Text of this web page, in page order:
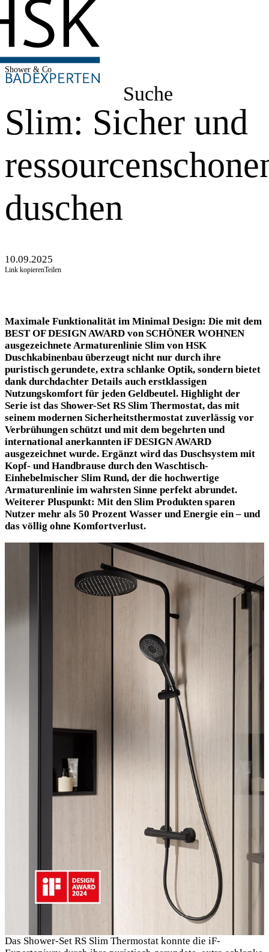
Suche
Shower & Co
Slim: Sicher und
duschen
10.09.2025
Link kopierenTeilen
Maximale Funktionalität im Minimal Design: Die mit dem
BEST OF DESIGN AWARD von SCHÖNER WOHNEN
ausgezeichnete Armaturenlinie Slim von HSK
Duschkabinenbau überzeugt nicht nur durch ihre
puristisch gerundete, extra schlanke Optik, sondern bietet
dank durchdachter Details auch erstklassigen
Nutzungskomfort für jeden Geldbeutel. Highlight der
Serie ist das Shower-Set RS Slim Thermostat, das mit
seinem modernen Sicherheitsthermostat zuverlässig vor
Verbrühungen schützt und mit dem begehrten und
international anerkannten iF DESIGN AWARD
ausgezeichnet wurde. Ergänzt wird das Duschsystem mit
Kopf- und Handbrause durch den Waschtisch-
Einhebelmischer Slim Rund, der die hochwertige
Armaturenlinie im wahrsten Sinne perfekt abrundet.
Weiterer Pluspunkt: Mit den Slim Produkten sparen
Nutzer mehr als 50 Prozent Wasser und Energie ein – und
das völlig ohne Komfortverlust.
Das Shower-Set RS Slim Thermostat konnte die iF-